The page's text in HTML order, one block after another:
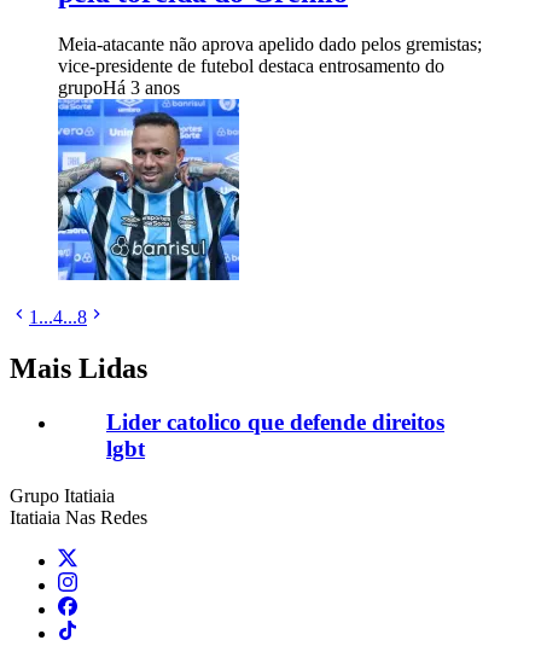
Meia-atacante não aprova apelido dado pelos gremistas;
vice-presidente de futebol destaca entrosamento do
grupoHá 3 anos
1 ...4...8
Mais Lidas
Lider catolico que defende direitos
lgbt
Grupo Itatiaia
Itatiaia Nas Redes